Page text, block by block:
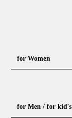
for Women
Casual kimono
for Men / for kid's